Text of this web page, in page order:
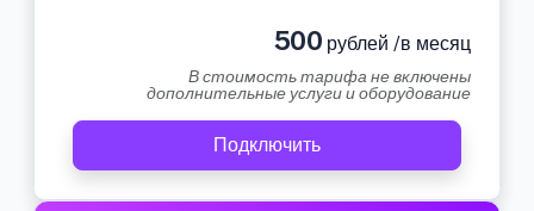
500 рублей /в месяц
В стоимость тарифа не включены
дополнительные услуги и оборудование
Подключить